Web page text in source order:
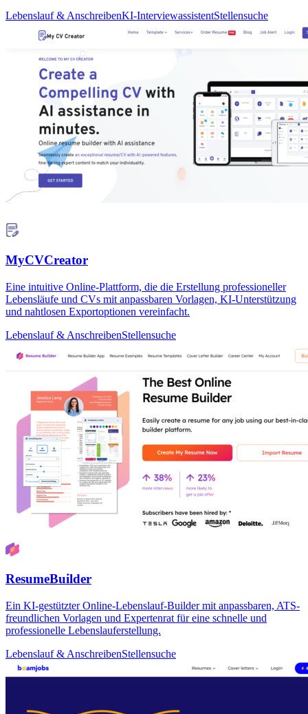
Lebenslauf & AnschreibenKI-InterviewassistentStellensuche
MyCVCreator
Eine intuitive Online-Plattform, die die Erstellung professioneller
Lebensläufe und CVs mit anpassbaren Vorlagen, KI-Unterstützung
und nahtlosen Exportoptionen vereinfacht.
Lebenslauf & AnschreibenStellensuche
ResumeBuilder
Ein KI-gestützter Online-Lebenslauf-Builder mit anpassbaren, ATS-
freundlichen Vorlagen und Expertenrat für eine schnelle und
professionelle Lebenslauferstellung.
Lebenslauf & AnschreibenStellensuche